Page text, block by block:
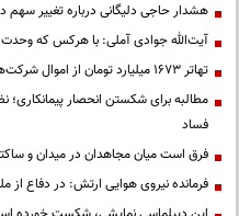
هشدار حاجی دلیگانی درباره تغییر سهم
آیت‌الله جوادی آملی: با هرکس که وحدت
تهاتر ۱۶۷۳ میلیارد تومان از اموال شرکت‌های تراستی
مطالبه برای شکستن انحصار پیمانکاری؛
فساد
فرق است میان مجاهدان در میدان و
فرمانده نیروی هوایی ارتش: در دفاع از